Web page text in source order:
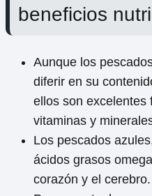
beneficios
Aunque los
diferir en su
ellos son excelentes
vitaminas y
Los pescados
ácidos grasos
corazón y el cerebro.